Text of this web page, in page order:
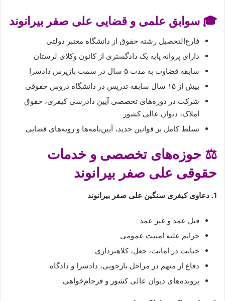
🎓 سوابق علمی و قضایی علی صفر بیرانوند
فارغ‌التحصیل رشته حقوق از دانشگاه معتبر دولتی
دارای پروانه پایه یک دادگستری از کانون وکلای لرستان
سابقه قضاوت به مدت ۵ سال در سمت بازپرس دادسرا
بیش از ۱۵ سال سابقه تدریس در دانشگاه دروس حقوقی
شرکت در دوره‌های تخصصی آیین دادرسی کیفری، حقوق
املاک، دیوان عالی کشور
تسلط کامل بر قوانین جدید، آیین‌نامه‌ها و رویه‌های قضایی
⚖️ حوزه‌های تخصصی و خدمات
حقوقی علی صفر بیرانوند
1. دعاوی کیفری سنگین علی صفر بیرانوند
قتل عمد و غیر عمد
جرایم علیه امنیت عمومی
خیانت در امانت، جعل، کلاهبرداری
دفاع از متهم در مراحل بازجویی، دادسرا و دادگاه
پرونده‌های دیوان عالی کشور و فرجام‌خواهی